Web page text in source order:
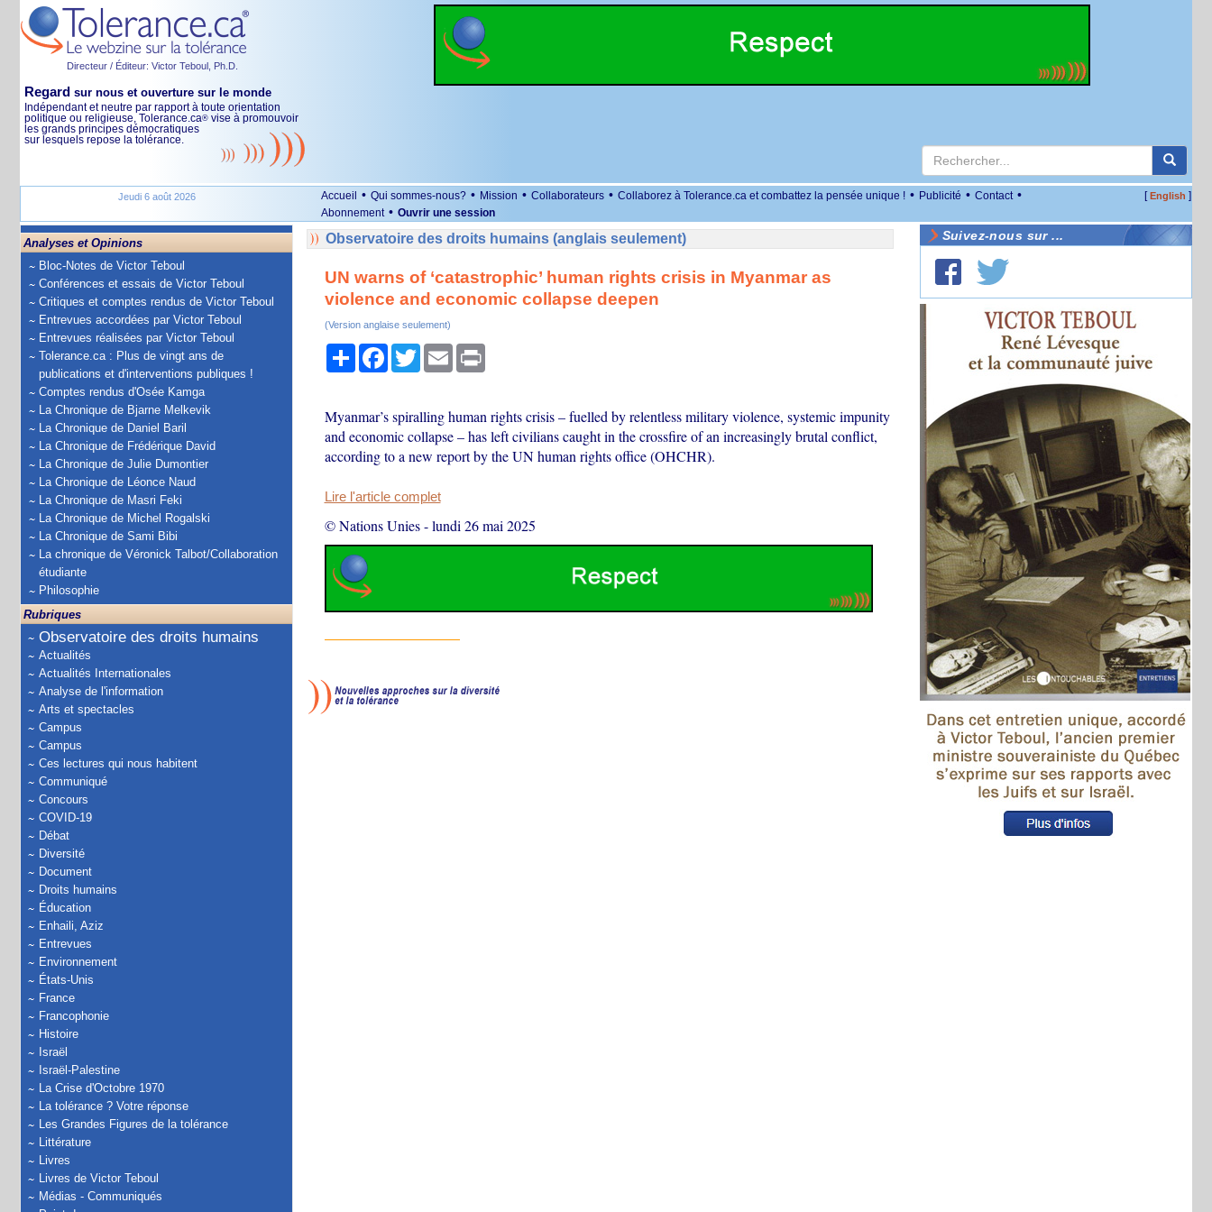
Directeur / Éditeur: Victor Teboul, Ph.D.
Regard sur nous et ouverture sur le monde
Indépendant et neutre par rapport à toute orientation
politique ou religieuse, Tolerance.ca® vise à promouvoir
les grands principes démocratiques
sur lesquels repose la tolérance.
Jeudi 6 août 2026 Accueil • Qui sommes-nous? • Mission • Collaborateurs • Collaborez à Tolerance.ca et combattez la pensée unique ! • Publicité • Contact •
Abonnement • Ouvrir une session
[English ]
Analyses et Opinions
Bloc-Notes de Victor Teboul
Conférences et essais de Victor Teboul
Critiques et comptes rendus de Victor Teboul
Entrevues accordées par Victor Teboul
Entrevues réalisées par Victor Teboul
Tolerance.ca : Plus de vingt ans de
publications et d'interventions publiques !
Comptes rendus d'Osée Kamga
La Chronique de Bjarne Melkevik
La Chronique de Daniel Baril
La Chronique de Frédérique David
La Chronique de Julie Dumontier
La Chronique de Léonce Naud
La Chronique de Masri Feki
La Chronique de Michel Rogalski
La Chronique de Sami Bibi
La chronique de Véronick Talbot/Collaboration
étudiante
Philosophie
Rubriques
Observatoire des droits humains
Actualités
Actualités Internationales
Analyse de l'information
Arts et spectacles
Campus
Campus
Ces lectures qui nous habitent
Communiqué
Concours
COVID-19
Débat
Diversité
Document
Droits humains
Éducation
Enhaili, Aziz
Entrevues
Environnement
États-Unis
France
Francophonie
Histoire
Israël
Israël-Palestine
La Crise d'Octobre 1970
La tolérance ? Votre réponse
Les Grandes Figures de la tolérance
Littérature
Livres
Livres de Victor Teboul
Médias - Communiqués
Observatoire des droits humains (anglais seulement)
UN warns of ‘catastrophic’ human rights crisis in Myanmar as
violence and economic collapse deepen
(Version anglaise seulement)
PartagerFacebook
TwitterEmail Print
Myanmar’s spiralling human rights crisis – fuelled by relentless military violence, systemic impunity
and economic collapse – has left civilians caught in the crossfire of an increasingly brutal conflict,
according to a new report by the UN human rights office (OHCHR).
Lire l'article complet
© Nations Unies-lundi 26 mai 2025
Suivez-nous sur ...